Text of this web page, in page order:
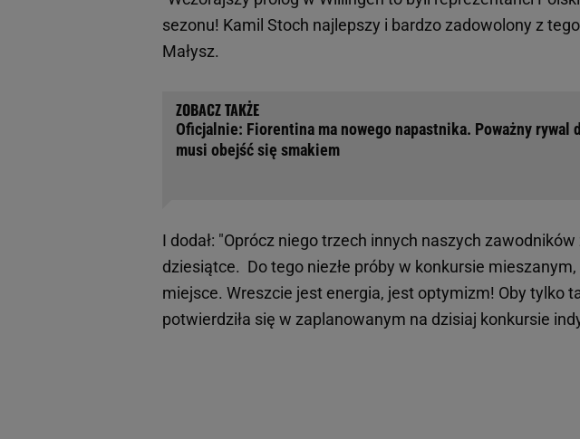
sezonu! Kamil Stoch najlepszy i bardzo zadowolony z
Małysz.
Oficjalnie: Fiorentina ma nowego napastnika. Poważny
musi obejść się smakiem
I dodał: "Oprócz niego trzech innych naszych
dziesiątce. Do tego niezłe próby w konkursie
miejsce. Wreszcie jest energia, jest optymizm! Oby tylko
potwierdziła się w zaplanowanym na dzisiaj konkursie